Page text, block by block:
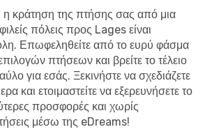
κράτηση της πτήσης σας από μια
πόλεις προς Lages είναι
Επωφεληθείτε από το ευρύ φάσμα
πτήσεων και βρείτε το τέλειο
για εσάς. Ξεκινήστε να σχεδιάζετε
και ετοιμαστείτε να εξερευνήσετε το
προσφορές και χωρίς
μέσω της eDreams!